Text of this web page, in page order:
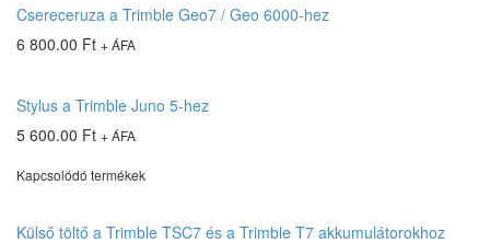
Csereceruza a Trimble Geo7 / Geo 6000-hez
6 800.00 Ft + ÁFA
Stylus a Trimble Juno 5-hez
5 600.00 Ft + ÁFA
Kapcsolódó termékek
Külső töltő a Trimble TSC7 és a Trimble T7 akkumulátorokhoz